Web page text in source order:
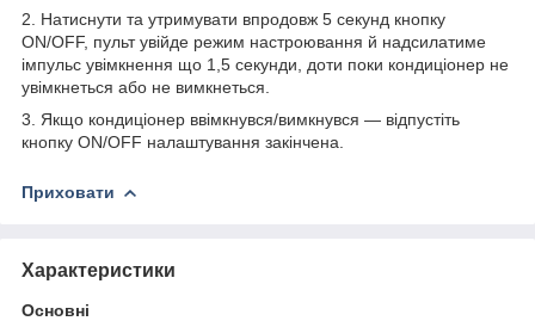
2. Натиснути та утримувати впродовж 5 секунд кнопку
ON/OFF, пульт увійде режим настроювання й надсилатиме
імпульс увімкнення що 1,5 секунди, доти поки кондиціонер не
увімкнеться або не вимкнеться.
3. Якщо кондиціонер ввімкнувся/вимкнувся — відпустіть
кнопку ON/OFF налаштування закінчена.
Приховати
Характеристики
Основні